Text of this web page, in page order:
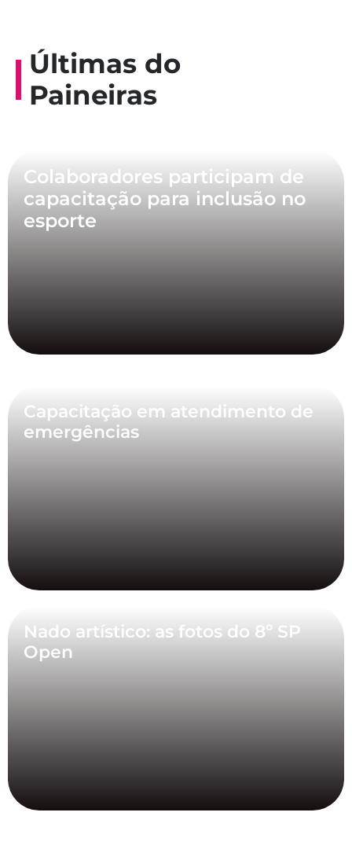
Últimas do
Paineiras
Colaboradores participam de
capacitação para inclusão no
esporte
Capacitação em atendimento de
emergências
Nado artístico: as fotos do 8º SP
Open